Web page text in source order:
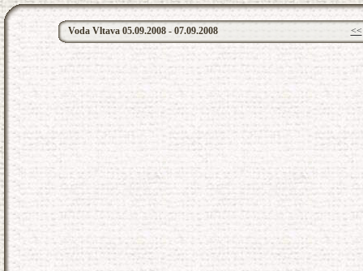
Voda Vltava 05.09.2008 - 07.09.2008 <<